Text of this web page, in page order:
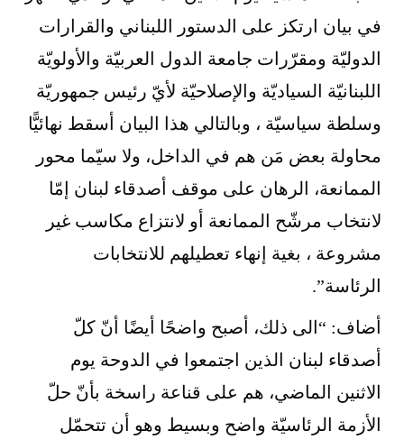
في بيان ارتكز على الدستور اللبناني والقرارات
الدوليّة ومقرّرات جامعة الدول العربيّة والأولويّة
اللبنانيّة السياديّة والإصلاحيّة لأيّ رئيس جمهوريّة
وسلطة سياسيّة ، وبالتالي هذا البيان أسقط نهائيًّا
محاولة بعض مَن هم في الداخل، ولا سيّما محور
الممانعة، الرهان على موقف أصدقاء لبنان إمّا
لانتخاب مرشّح الممانعة أو لانتزاع مكاسب غير
مشروعة ، بغية إنهاء تعطيلهم للانتخابات
الرئاسة”.
أضاف: “الى ذلك، أصبح واضحًا أيضًا أنّ كلّ
أصدقاء لبنان الذين اجتمعوا في الدوحة يوم
الاثنين الماضي، هم على قناعة راسخة بأنّ حلّ
الأزمة الرئاسيّة واضح وبسيط وهو أن تتحمّل